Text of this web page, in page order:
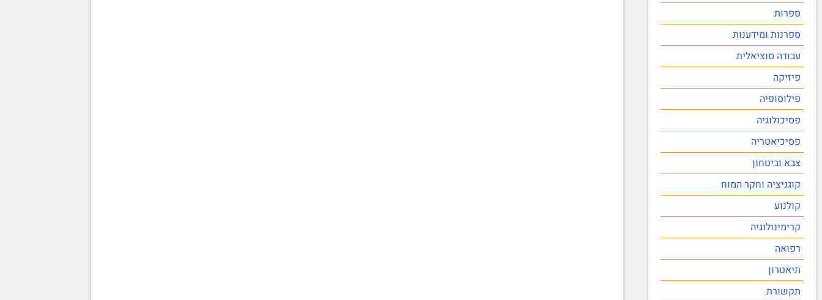
ספרות
ספרנות ומידענות
עבודה סוציאלית
פיזיקה
פילוסופיה
פסיכולוגיה
פסיכיאטריה
צבא וביטחון
קוגניציה וחקר המוח
קולנוע
קרימינולוגיה
רפואה
תיאטרון
תקשורת